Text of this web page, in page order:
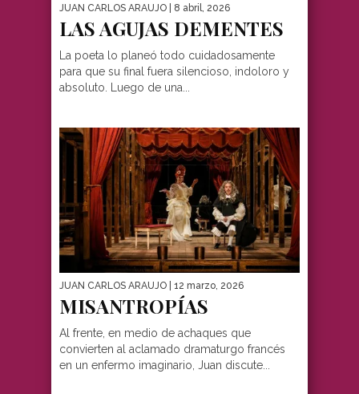
JUAN CARLOS ARAUJO | 8 abril, 2026
LAS AGUJAS DEMENTES
La poeta lo planeó todo cuidadosamente
para que su final fuera silencioso, indoloro y
absoluto. Luego de una...
JUAN CARLOS ARAUJO | 12 marzo, 2026
MISANTROPÍAS
Al frente, en medio de achaques que
convierten al aclamado dramaturgo francés
en un enfermo imaginario, Juan discute...